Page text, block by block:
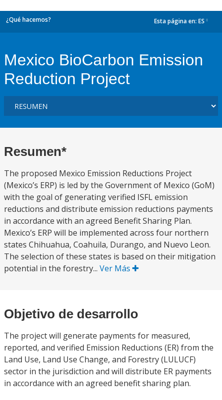
¿Qué hacemos? Esta página en: ES
Mexico BioCarbon Emission
Reduction Project
Resumen*
The proposed Mexico Emission Reductions Project
(Mexico’s ERP) is led by the Government of Mexico (GoM)
with the goal of generating verified ISFL emission
reductions and distribute emission reductions payments
in accordance with an agreed Benefit Sharing Plan.
Mexico’s ERP will be implemented across four northern
states Chihuahua, Coahuila, Durango, and Nuevo Leon.
The selection of these states is based on their mitigation
potential in the forestry... Ver Más
Objetivo de desarrollo
The project will generate payments for measured,
reported, and verified Emission Reductions (ER) from the
Land Use, Land Use Change, and Forestry (LULUCF)
sector in the jurisdiction and will distribute ER payments
in accordance with an agreed benefit sharing plan.